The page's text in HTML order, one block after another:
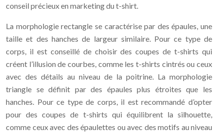
conseil précieux en marketing du t-shirt.
La morphologie rectangle se caractérise par des épaules, une
taille et des hanches de largeur similaire. Pour ce type de
corps, il est conseillé de choisir des coupes de t-shirts qui
créent l’illusion de courbes, comme les t-shirts cintrés ou ceux
avec des détails au niveau de la poitrine. La morphologie
triangle se définit par des épaules plus étroites que les
hanches. Pour ce type de corps, il est recommandé d’opter
pour des coupes de t-shirts qui équilibrent la silhouette,
comme ceux avec des épaulettes ou avec des motifs au niveau